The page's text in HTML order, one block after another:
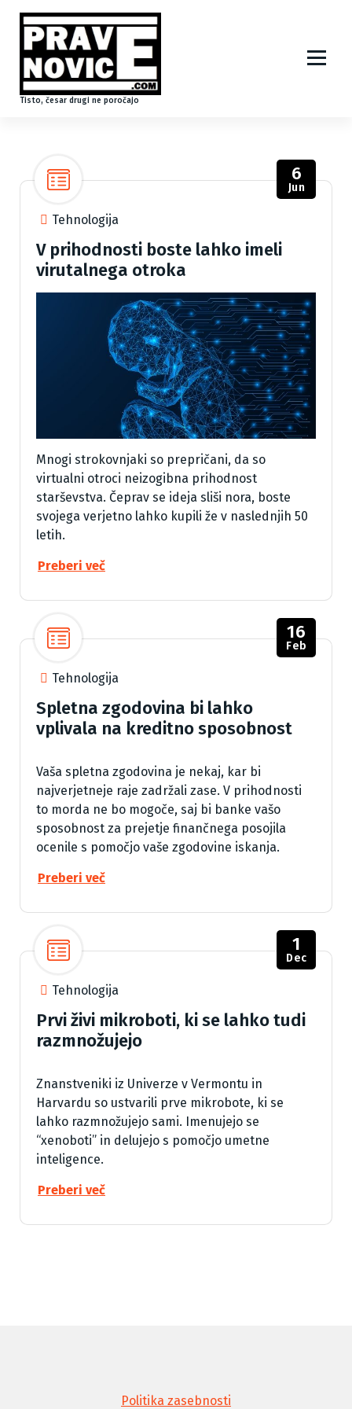
Tisto, česar drugi ne poročajo
Tehnologija
6
Jun
V prihodnosti boste lahko imeli
virutalnega otroka
Mnogi strokovnjaki so prepričani, da so
virtualni otroci neizogibna prihodnost
starševstva. Čeprav se ideja sliši nora, boste
svojega verjetno lahko kupili že v naslednjih 50
letih.
Preberi več
Tehnologija
16
Feb
Spletna zgodovina bi lahko
vplivala na kreditno sposobnost
Vaša spletna zgodovina je nekaj, kar bi
najverjetneje raje zadržali zase. V prihodnosti
to morda ne bo mogoče, saj bi banke vašo
sposobnost za prejetje finančnega posojila
ocenile s pomočjo vaše zgodovine iskanja.
Preberi več
Tehnologija
1
Dec
Prvi živi mikroboti, ki se lahko tudi
razmnožujejo
Znanstveniki iz Univerze v Vermontu in
Harvardu so ustvarili prve mikrobote, ki se
lahko razmnožujejo sami. Imenujejo se
“xenoboti” in delujejo s pomočjo umetne
inteligence.
Preberi več
Politika zasebnosti